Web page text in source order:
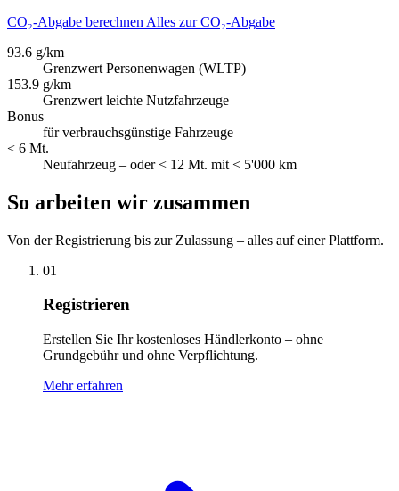
CO₂-Abgabe berechnen Alles zur CO₂-Abgabe
93.6 g/km
Grenzwert Personenwagen (WLTP)
153.9 g/km
Grenzwert leichte Nutzfahrzeuge
Bonus
für verbrauchsgünstige Fahrzeuge
< 6 Mt.
Neufahrzeug – oder < 12 Mt. mit < 5'000 km
So arbeiten wir zusammen
Von der Registrierung bis zur Zulassung – alles auf einer Plattform.
01
Registrieren
Erstellen Sie Ihr kostenloses Händlerkonto – ohne
Grundgebühr und ohne Verpflichtung.
Mehr erfahren